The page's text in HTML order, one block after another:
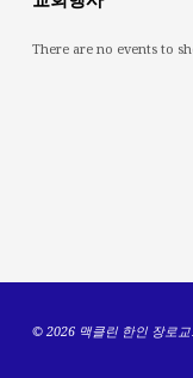
There are no events to
© 2026 맥클린 한인 장로